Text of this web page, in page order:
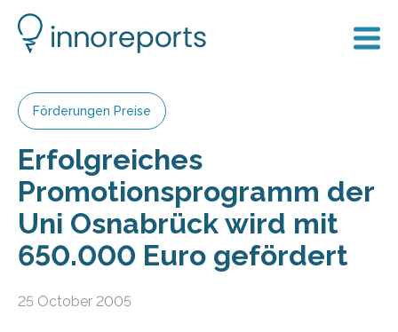
Förderungen Preise
Erfolgreiches
Promotionsprogramm der
Uni Osnabrück wird mit
650.000 Euro gefördert
25 October 2005